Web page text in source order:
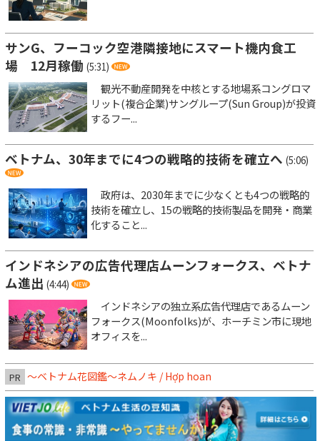
サンG、フーコック空港隣接地にスマート機内食工
場 12月稼働 (5:31)
観光不動産開発を中核とする地場系コングロマ
リット(複合企業)サングループ(Sun Group)が投資
するフー...
ベトナム、30年までに4つの戦略的技術を確立へ (5:06)
政府は、2030年までに少なくとも4つの戦略的
技術を確立し、15の戦略的技術製品を開発・商業
化すること...
インドネシアの広告代理店ムーンフォークス、ベトナ
ム進出 (4:44)
インドネシアの独立系広告代理店であるムーン
フォークス(Moonfolks)が、ホーチミン市に現地
オフィスを...
PR ～ベトナム花図鑑～ネムノキ / Hợp hoan